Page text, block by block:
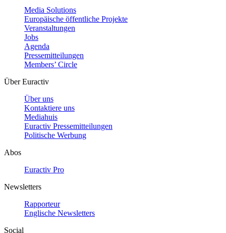
Media Solutions
Europäische öffentliche Projekte
Veranstaltungen
Jobs
Agenda
Pressemitteilungen
Members’ Circle
Über Euractiv
Über uns
Kontaktiere uns
Mediahuis
Euractiv Pressemitteilungen
Politische Werbung
Abos
Euractiv Pro
Newsletters
Rapporteur
Englische Newsletters
Social